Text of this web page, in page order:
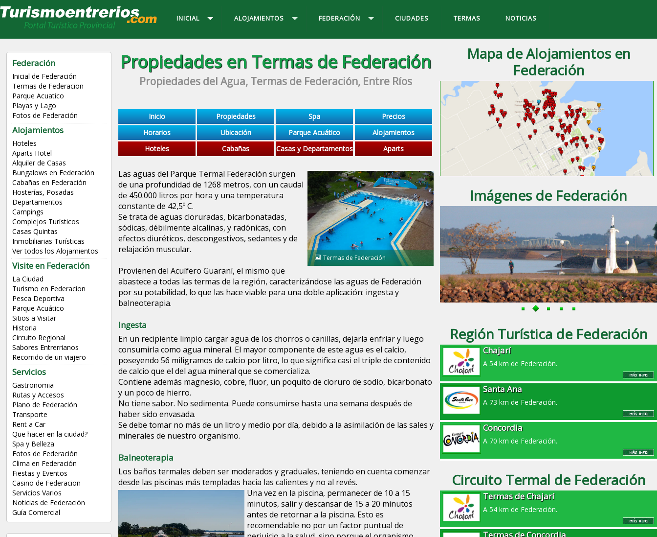
INICIAL ALOJAMIENTOS FEDERACIÓN CIUDADES TERMAS NOTICIAS
Federación
Inicial de Federación
Termas de Federacion
Parque Acuatico
Playas y Lago
Fotos de Federación
Alojamientos
Hoteles
Aparts Hotel
Alquiler de Casas
Bungalows en Federación
Cabañas en Federación
Hosterías, Posadas
Departamentos
Campings
Complejos Turísticos
Casas Quintas
Inmobiliarias Turísticas
Ver todos los Alojamientos
Visite en Federación
La Ciudad
Turismo en Federacion
Pesca Deportiva
Parque Acuático
Sitios a Visitar
Historia
Circuito Regional
Sabores Entrerrianos
Recorrido de un viajero
Servicios
Gastronomia
Rutas y Accesos
Plano de Federación
Transporte
Rent a Car
Que hacer en la ciudad?
Spa y Belleza
Fotos de Federación
Clima en Federación
Fiestas y Eventos
Casino de Federacion
Servicios Varios
Noticias de Federación
Guía Comercial
Propiedades en Termas de Federación
Propiedades del Agua, Termas de Federación, Entre Ríos
Inicio Propiedades Spa
Precios
Horarios
Ubicación Parque Acuático
Alojamientos
Hoteles
Cabañas Casas y Departamentos Aparts
Termas de Federación
Las aguas del Parque Termal Federación surgen
de una profundidad de 1268 metros, con un caudal
de 450.000 litros por hora y una temperatura
constante de 42,5º C.
Se trata de aguas cloruradas, bicarbonatadas,
sódicas, débilmente alcalinas, y radónicas, con
efectos diuréticos, descongestivos, sedantes y de
relajación muscular.
Provienen del Acuífero Guaraní, el mismo que
abastece a todas las termas de la región, caracterizándose las aguas de Federación
por su potabilidad, lo que las hace viable para una doble aplicación: ingesta y
balneoterapia.
Ingesta
En un recipiente limpio cargar agua de los chorros o canillas, dejarla enfriar y luego
consumirla como agua mineral. El mayor componente de este agua es el calcio,
poseyendo 56 miligramos de calcio por litro, lo que significa casi el triple de contenido
de calcio que el del agua mineral que se comercializa.
Contiene además magnesio, cobre, fluor, un poquito de cloruro de sodio, bicarbonato
y un poco de hierro.
No tiene sabor. No sedimenta. Puede consumirse hasta una semana después de
haber sido envasada.
Se debe tomar no más de un litro y medio por día, debido a la asimilación de las sales y
minerales de nuestro organismo.
Balneoterapia
Los baños termales deben ser moderados y graduales, teniendo en cuenta comenzar
desde las piscinas más templadas hacia las calientes y no al revés.
Una vez en la piscina, permanecer de 10 a 15
minutos, salir y descansar de 15 a 20 minutos
antes de retornar a la piscina. Esto es
recomendable no por un factor puntual de
Mapa de Alojamientos en
Federación
Imágenes de Federación
Región Turística de Federación
Chajarí
A 54 km de Federación.
Santa Ana
A 73 km de Federación.
Concordia
A 70 km de Federación.
Circuito Termal de Federación
Termas de Chajarí
A 54 km de Federación.